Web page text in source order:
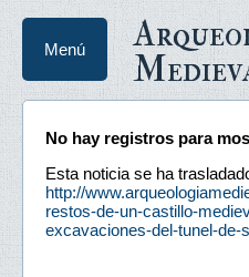
Menú
No hay registros para
Esta noticia se ha
http://
restos-de-un-castillo-
excavaciones-del-tunel-de-